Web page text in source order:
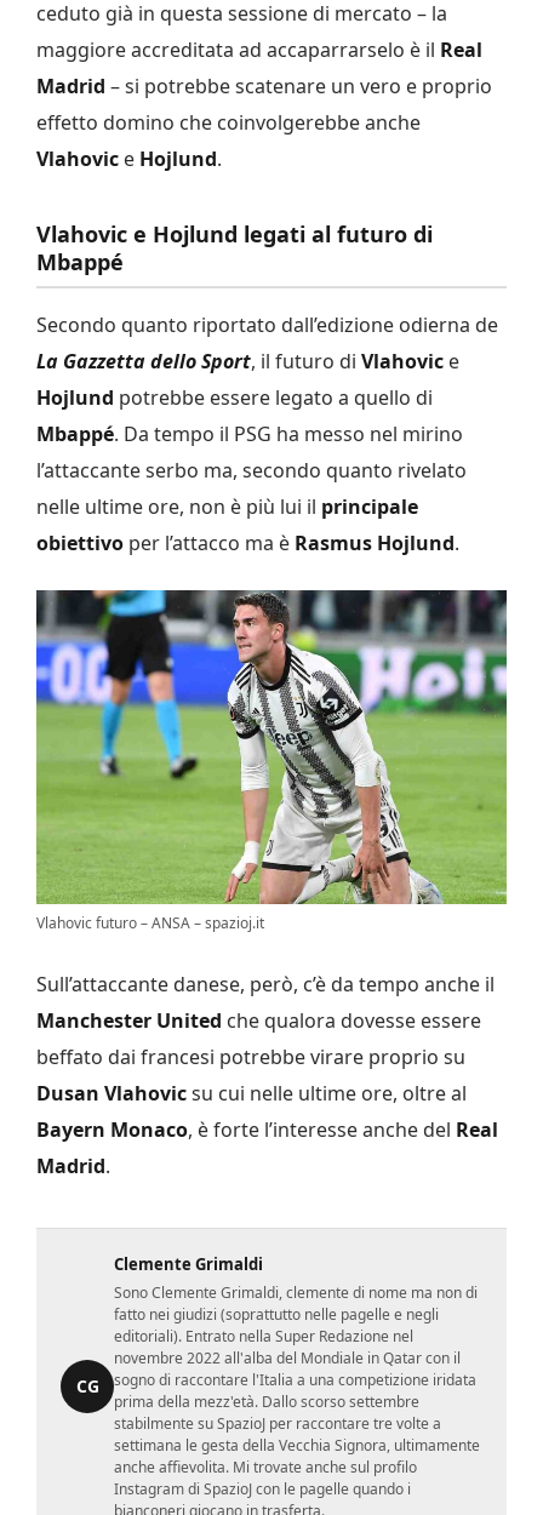
ceduto già in questa sessione di mercato – la
maggiore accreditata ad accaparrarselo è il Real
Madrid – si potrebbe scatenare un vero e proprio
effetto domino che coinvolgerebbe anche
Vlahovic e Hojlund.
Vlahovic e Hojlund legati al futuro di
Mbappé
Secondo quanto riportato dall’edizione odierna de
La Gazzetta dello Sport, il futuro di Vlahovic e
Hojlund potrebbe essere legato a quello di
Mbappé. Da tempo il PSG ha messo nel mirino
l’attaccante serbo ma, secondo quanto rivelato
nelle ultime ore, non è più lui il principale
obiettivo per l’attacco ma è Rasmus Hojlund.
Vlahovic futuro – ANSA – spazioj.it
Sull’attaccante danese, però, c’è da tempo anche il
Manchester United che qualora dovesse essere
beffato dai francesi potrebbe virare proprio su
Dusan Vlahovicsu cui nelle ultime ore, oltre al
Bayern Monaco, è forte l’interesse anche del Real
Madrid.
CG
Clemente Grimaldi
Sono Clemente Grimaldi, clemente di nome ma non di
fatto nei giudizi (soprattutto nelle pagelle e negli
editoriali). Entrato nella Super Redazione nel
novembre 2022 all'alba del Mondiale in Qatar con il
sogno di raccontare l'Italia a una competizione iridata
prima della mezz'età. Dallo scorso settembre
stabilmente su SpazioJ per raccontare tre volte a
settimana le gesta della Vecchia Signora, ultimamente
anche affievolita. Mi trovate anche sul profilo
Instagram di SpazioJ con le pagelle quando i
bianconeri giocano in trasferta.